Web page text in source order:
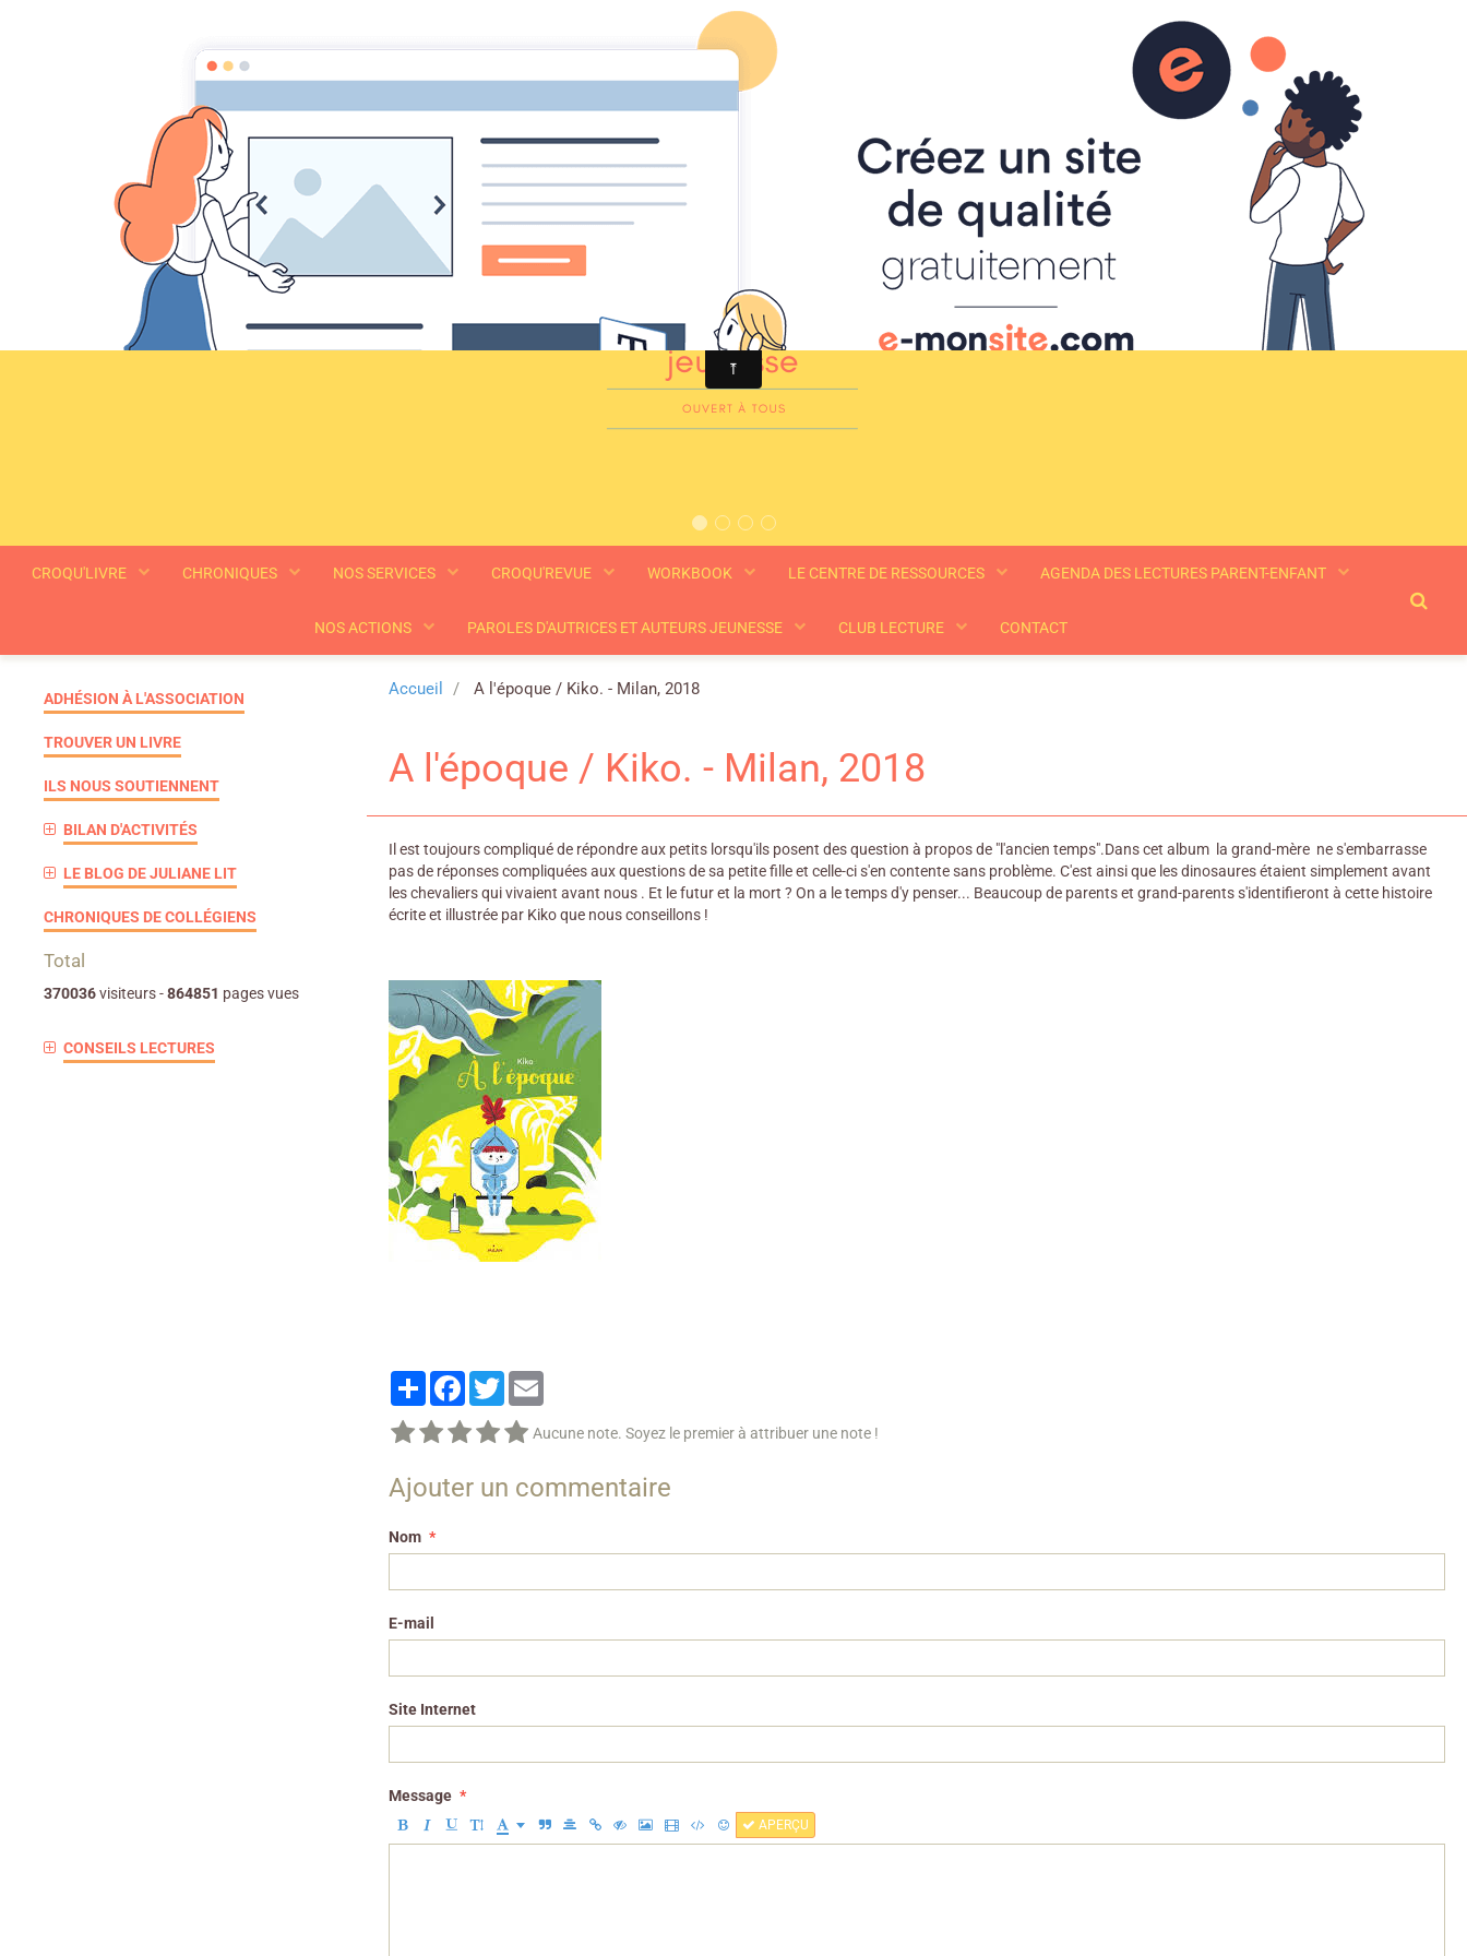
Croqu'livre
CROQU'LIVRE CHRONIQUES NOS SERVICES CROQU'REVUE WORKBOOK LE CENTRE DE RESSOURCES AGENDA DES LECTURES PARENT-ENFANT
NOS ACTIONS PAROLES D'AUTRICES ET AUTEURS JEUNESSE CLUB LECTURE CONTACT
Accueil A l'époque / Kiko. - Milan, 2018
A l'époque / Kiko. - Milan, 2018
Il est toujours compliqué de répondre aux petits lorsqu'ils posent des question à propos de "l'ancien temps".Dans cet album la grand-mère ne s'embarrasse
pas de réponses compliquées aux questions de sa petite fille et celle-ci s'en contente sans problème. C'est ainsi que les dinosaures étaient simplement avant
les chevaliers qui vivaient avant nous . Et le futur et la mort ? On a le temps d'y penser... Beaucoup de parents et grand-parents s'identifieront à cette histoire
écrite et illustrée par Kiko que nous conseillons !
PartagerFacebook
Twitter
Aucune note. Soyez le premier à attribuer une note !
Ajouter un commentaire
Nom
E-mail
Site Internet
Message
APERÇU
ADHÉSION À L'ASSOCIATION
TROUVER UN LIVRE
ILS NOUS SOUTIENNENT
BILAN D'ACTIVITÉS
LE BLOG DE JULIANE LIT
CHRONIQUES DE COLLÉGIENS
Total
370036visiteurs -864851 pages vues
CONSEILS LECTURES